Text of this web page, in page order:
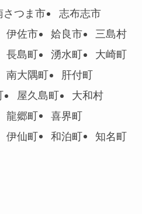
さつま市
志布志市
伊佐市 姶良市
三島村
長島町 湧水町
大崎町
南大隅町
肝付町
屋久島町
大和村
龍郷町
喜界町
伊仙町 和泊町
知名町